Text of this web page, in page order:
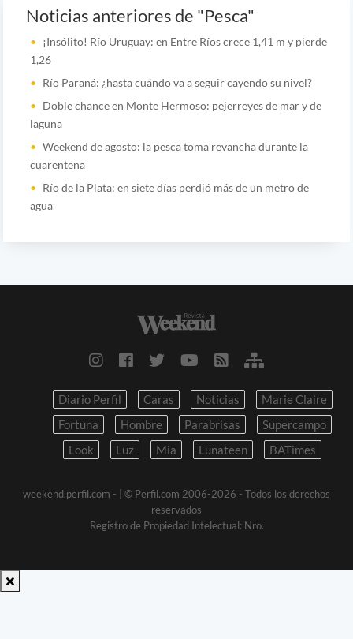
Noticias anteriores de "Pesca"
¡Insólito! Río Uruguay: en Entre Ríos crece 1,41 m y pierde
1,26
Río Paraná: ¿hasta cuándo va a seguir cayendo su nivel?
Doble chance en Monte Hermoso: pejerreyes de mar y de
laguna
Weekend de agosto: la pesca toma revancha durante la
cuarentena
Río de la Plata: en siete días perdió más de un metro de
agua
Diario Perfil Caras Noticias
Marie Claire
Fortuna
Hombre Parabrisas
Supercampo
Look
Luz Mia Lunateen BATimes
weekend.perfil.com -
| © Perfil.com 2006-2026 - Todos los derechos
reservados
Registro de Propiedad Intelectual: Nro.